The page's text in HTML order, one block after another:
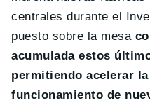
centrales durante el
puesto sobre la mesa
acumulada estos
permitiendo acelerar
funcionamiento de